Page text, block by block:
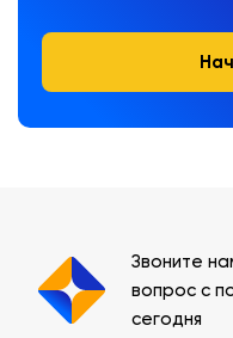
Звоните
вопрос с
сегодня